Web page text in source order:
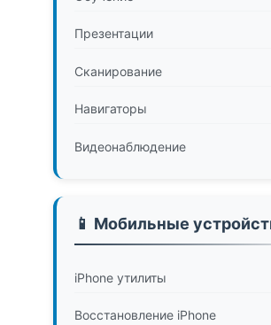
Презентации
Сканирование
Навигаторы
Видеонаблюдение
📱 Мобильные
iPhone утилиты
Восстановление iPhone